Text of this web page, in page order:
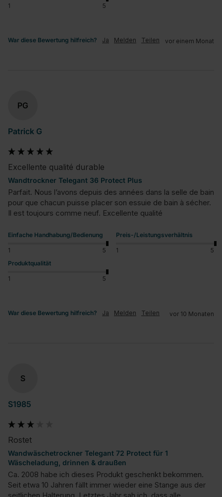
1 5
War diese Bewertung hilfreich? Ja Melden Teilen vor einem Monat
PG
Patrick G
Excellente qualité durable
Wandtrockner Telegant 36 Protect Plus
Parfait. Nous l’avons depuis des années dans la selle de bain
pour que chacun puisse placer son essuie de bain à sécher.
Il est toujours comme neuf. Excellente qualité
Einfache Handhabung/Bedienung
1 5
Preis-/Leistungsverhältnis
1
5
Produktqualität
1 5
War diese Bewertung hilfreich? Ja Melden Teilen vor 10 Monaten
S
S1985
Rostet
Wandwäschetrockner Telegant 72 Protect für 1
Wäscheladung, drinnen & draußen
Ca. 2008 habe ich dieses Produkt geschenkt bekommen.
Seit etwa 10 Jahren fällt immer wieder eine Stange aus der